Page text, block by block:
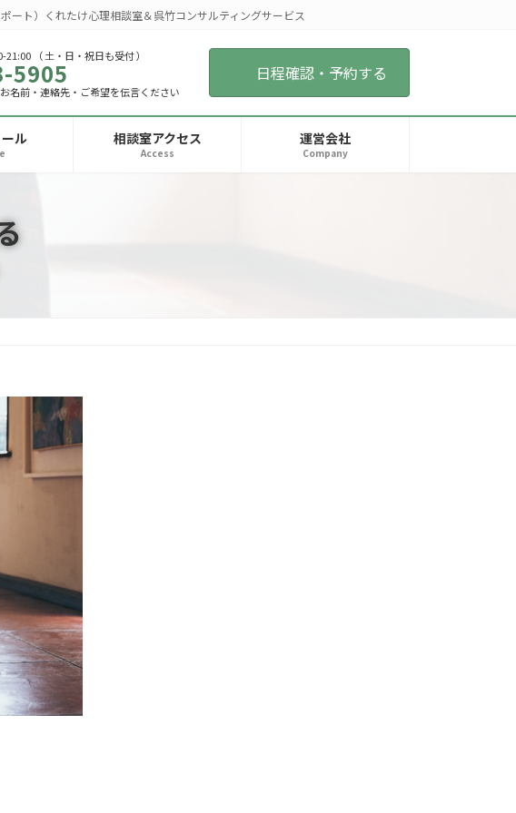
ート）くれたけ心理相談室＆呉竹コンサルティングサービス
（ 土・日・祝日も受付 ）
5905
名前・連絡先・ご希望を伝言ください
日程確認・予約する
ル 相談室アクセス
Access
運営会社
Company